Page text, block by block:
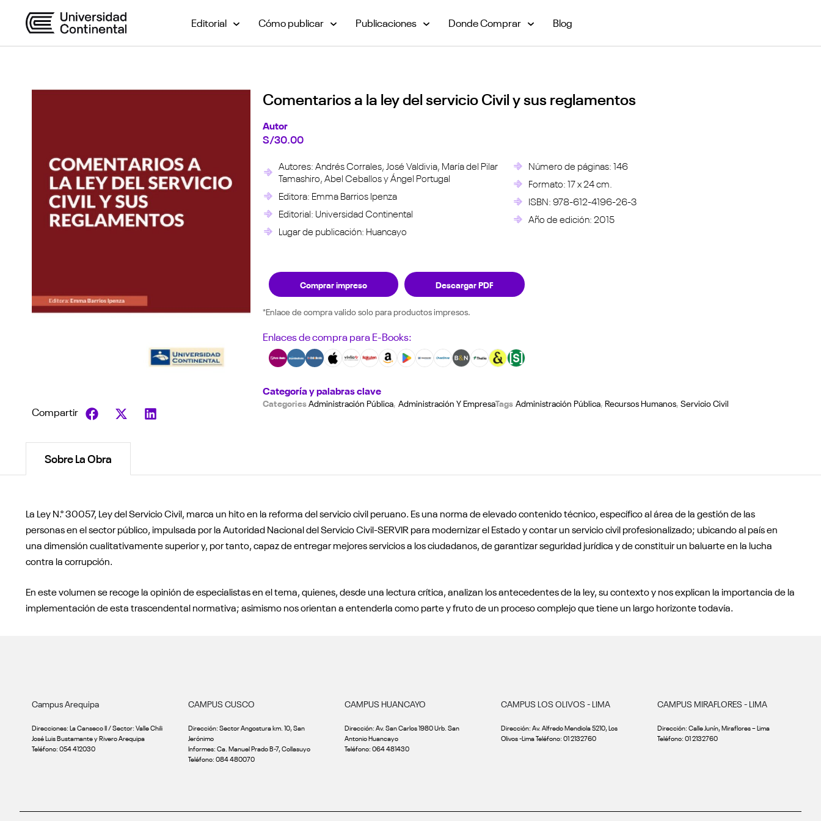
Editorial Cómo publicar Publicaciones Donde Comprar Blog
Compartir
Comentarios a la ley del servicio Civil y sus reglamentos
Autor
S/30.00
Autores: Andrés Corrales, José Valdivia, María del Pilar
Tamashiro, Abel Ceballos y Ángel Portugal
Editora: Emma Barrios Ipenza
Editorial: Universidad Continental
Lugar de publicación: Huancayo
Número de páginas: 146
Formato: 17 x 24 cm.
ISBN: 978-612-4196-26-3
Año de edición: 2015
Comprar impreso Descargar PDF
*Enlace de compra valido solo para productos impresos.
Enlaces de compra para E-Books:
Categoría y palabras clave
CategoriesAdministración Pública, Administración Y EmpresaTags Administración Pública, Recursos Humanos,Servicio Civil
Sobre La Obra
La Ley N.° 30057, Ley del Servicio Civil, marca un hito en la reforma del servicio civil peruano. Es una norma de elevado contenido técnico, específico al área de la gestión de las
personas en el sector público, impulsada por la Autoridad Nacional del Servicio Civil-SERVIR para modernizar el Estado y contar un servicio civil profesionalizado; ubicando al país en
una dimensión cualitativamente superior y, por tanto, capaz de entregar mejores servicios a los ciudadanos, de garantizar seguridad jurídica y de constituir un baluarte en la lucha
contra la corrupción.
En este volumen se recoge la opinión de especialistas en el tema, quienes, desde una lectura crítica, analizan los antecedentes de la ley, su contexto y nos explican la importancia de la
implementación de esta trascendental normativa; asimismo nos orientan a entenderla como parte y fruto de un proceso complejo que tiene un largo horizonte todavía.
Campus Arequipa
Direcciones: La Canseco II / Sector: Valle Chili
José Luis Bustamante y Rivero Arequipa
Teléfono: 054 412030
CAMPUS CUSCO
Dirección: Sector Angostura km. 10, San
Jerónimo
Informes: Ca. Manuel Prado B-7, Collasuyo
Teléfono: 084 480070
CAMPUS HUANCAYO
Dirección: Av. San Carlos 1980 Urb. San
Antonio Huancayo
Teléfono: 064 481430
CAMPUS LOS OLIVOS - LIMA
Dirección: Av. Alfredo Mendiola 5210, Los
Olivos -Lima Teléfono: 01 2132760
CAMPUS MIRAFLORES - LIMA
Dirección: Calle Junín, Miraflores – Lima
Teléfono: 01 2132760